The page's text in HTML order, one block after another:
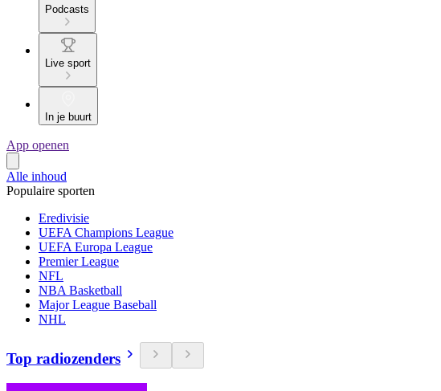
Podcasts
Live sport
In je buurt
App openen
Alle inhoud
Populaire sporten
Eredivisie
UEFA Champions League
UEFA Europa League
Premier League
NFL
NBA Basketball
Major League Baseball
NHL
Top radiozenders